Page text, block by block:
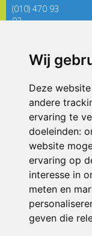
Wij
Deze
andere
ervaring te
doeleinden:
website
ervaring op
interesse in
meten en
geven die
(010) 470 93
92
© 2026 De
Privacy policy|